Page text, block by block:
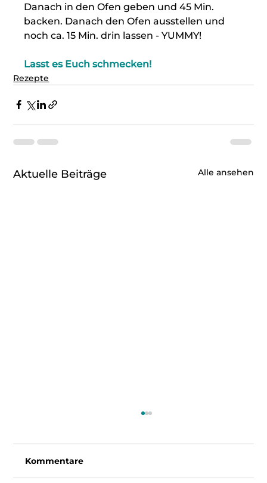
Danach in den Ofen geben und 45 Min.
backen. Danach den Ofen ausstellen und
noch ca. 15 Min. drin lassen - YUMMY!
Lasst es Euch schmecken!
Rezepte
Aktuelle Beiträge Alle ansehen
Kommentare